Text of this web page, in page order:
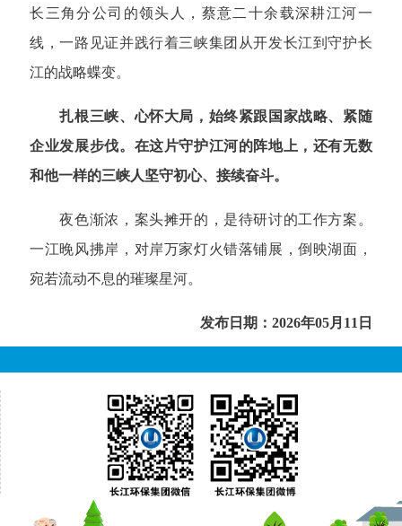
长三角分公司的领头人，蔡意二十余载深耕江河一
线，一路见证并践行着三峡集团从开发长江到守护长
江的战略蝶变。
扎根三峡、心怀大局，始终紧跟国家战略、紧随
企业发展步伐。在这片守护江河的阵地上，还有无数
和他一样的三峡人坚守初心、接续奋斗。
夜色渐浓，案头摊开的，是待研讨的工作方案。
一江晚风拂岸，对岸万家灯火错落铺展，倒映湖面，
宛若流动不息的璀璨星河。
发布日期：2026年05月11日